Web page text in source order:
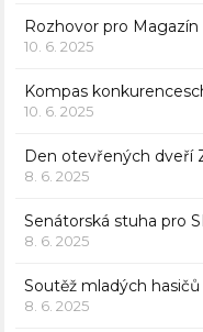
Rozhovor pro
10. 6. 2025
Kompas
10. 6. 2025
Den otevřených dveří
8. 6. 2025
Senátorská stuha pro
8. 6. 2025
Soutěž mladých
8. 6. 2025